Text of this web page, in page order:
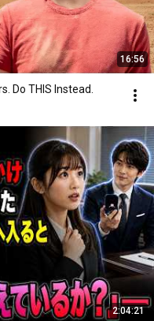
16:56
Do THIS Instead.
2:04:21